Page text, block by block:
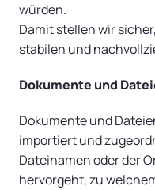
würden.
Damit stellen wir
stabilen und
Dokumente und
Dokumente und
importiert und
Dateinamen oder der
hervorgeht, zu